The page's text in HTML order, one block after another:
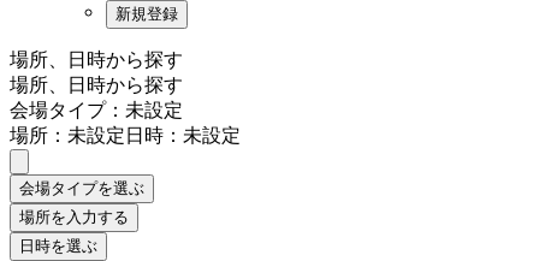
新規登録
場所、日時から探す
場所、日時から探す
会場タイプ：未設定
場所：未設定日時：未設定
会場タイプを選ぶ
場所を入力する
日時を選ぶ